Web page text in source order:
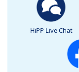
HiPP Live Chat